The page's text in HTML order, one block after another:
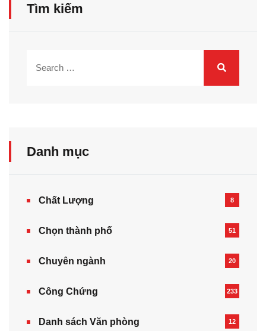
Tìm kiếm
Danh mục
Chất Lượng 8
Chọn thành phố 51
Chuyên ngành 20
Công Chứng 233
Danh sách Văn phòng 12